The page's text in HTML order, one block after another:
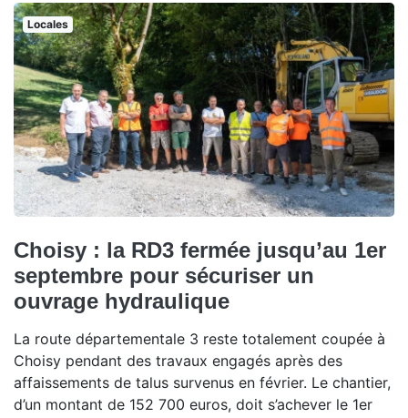
Locales
Choisy : la RD3 fermée jusqu’au 1er
septembre pour sécuriser un
ouvrage hydraulique
La route départementale 3 reste totalement coupée à
Choisy pendant des travaux engagés après des
affaissements de talus survenus en février. Le chantier,
d’un montant de 152 700 euros, doit s’achever le 1er